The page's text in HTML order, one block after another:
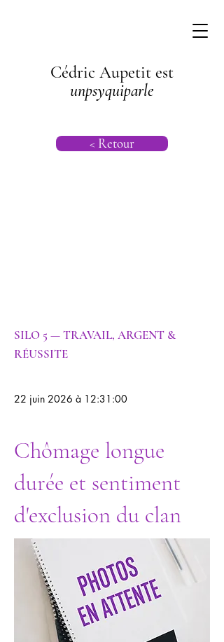
Cédric Aupetit est
unpsyquiparle
< Retour
SILO 5 — TRAVAIL, ARGENT &
RÉUSSITE
22 juin 2026 à 12:31:00
Chômage longue
durée et sentiment
d'exclusion du clan